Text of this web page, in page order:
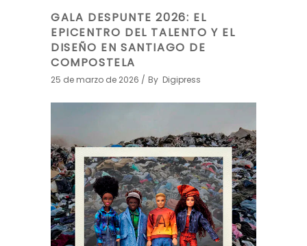
GALA DESPUNTE 2026: EL
EPICENTRO DEL TALENTO Y EL
DISEÑO EN SANTIAGO DE
COMPOSTELA
25 de marzo de 2026 By Digipress